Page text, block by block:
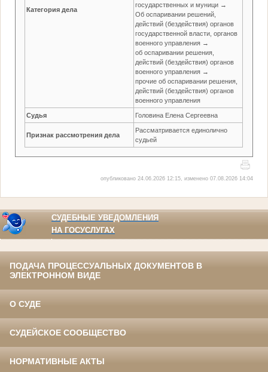
Категория дела
государственных и муници →
Об оспаривании решений,
действий (бездействия) органов
государственной власти, органов
военного управления →
об оспаривании решения,
действий (бездействия) органов
военного управления →
прочие об оспаривании решения,
действий (бездействия) органов
военного управления
Судья Головина Елена Сергеевна
Признак рассмотрения дела
Рассматривается единолично
судьей
опубликовано 24.06.2026 12:15, изменено 07.08.2026 14:04
СУДЕБНЫЕ УВЕДОМЛЕНИЯ
НА ГОСУСЛУГАХ
ПОДАЧА ПРОЦЕССУАЛЬНЫХ ДОКУМЕНТОВ В
ЭЛЕКТРОННОМ ВИДЕ
О СУДЕ
СУДЕЙСКОЕ СООБЩЕСТВО
НОРМАТИВНЫЕ АКТЫ